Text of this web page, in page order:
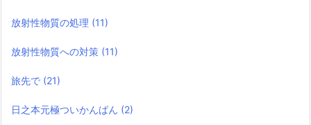
放射性物質の処理 (11)
放射性物質への対策 (11)
旅先で (21)
日之本元極ついかんばん (2)